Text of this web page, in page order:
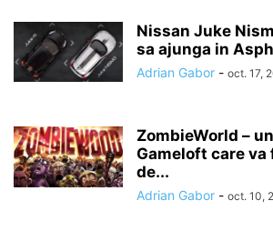
Nissan Juke
sa ajunga in
Adrian Gabor - oct. 17,
ZombieWorld –
Gameloft care
de...
Adrian Gabor - oct. 10,